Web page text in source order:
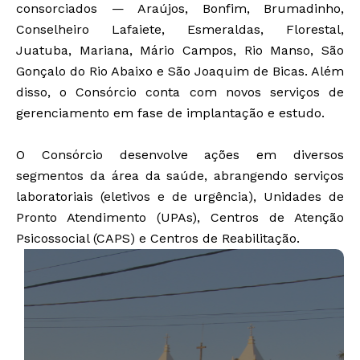
consorciados — Araújos, Bonfim, Brumadinho,
Conselheiro Lafaiete, Esmeraldas, Florestal,
Juatuba, Mariana, Mário Campos, Rio Manso, São
Gonçalo do Rio Abaixo e São Joaquim de Bicas. Além
disso, o Consórcio conta com novos serviços de
gerenciamento em fase de implantação e estudo.
O Consórcio desenvolve ações em diversos
segmentos da área da saúde, abrangendo serviços
laboratoriais (eletivos e de urgência), Unidades de
Pronto Atendimento (UPAs), Centros de Atenção
Psicossocial (CAPS) e Centros de Reabilitação.